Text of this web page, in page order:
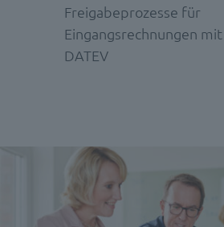
Freigabeprozesse für
Eingangsrechnungen
DATEV